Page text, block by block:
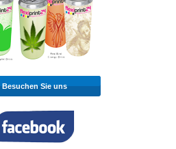
Besuchen Sie uns